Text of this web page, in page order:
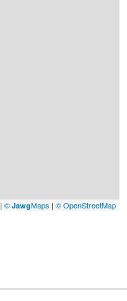
|©JawgMaps |© OpenStreetMap